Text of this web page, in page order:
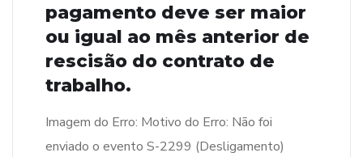
pagamento deve ser maior
ou igual ao mês anterior de
rescisão do contrato de
trabalho.
Imagem do Erro: Motivo do Erro: Não foi
enviado o evento S-2299 (Desligamento)